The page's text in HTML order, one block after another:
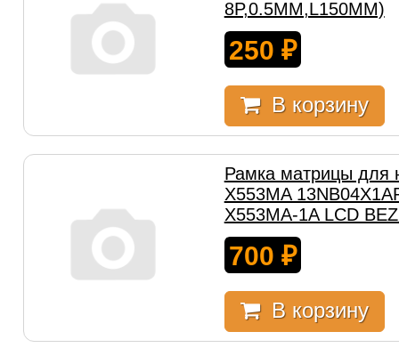
8P,0.5MM,L150MM)
250 ₽
В корзину
Рамка матрицы для
X553MA
X553MA-1A LCD
700 ₽
В корзину